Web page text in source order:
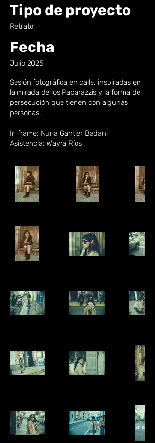
Tipo de proyecto
Retrato
Fecha
Julio 2025
Sesión fotográfica en calle, inspiradas en
la mirada de los Paparazzis y la forma de
persecución que tienen con algunas
personas.
In frame: Nuria Gantier Badani
Asistencia: Wayra Ríos